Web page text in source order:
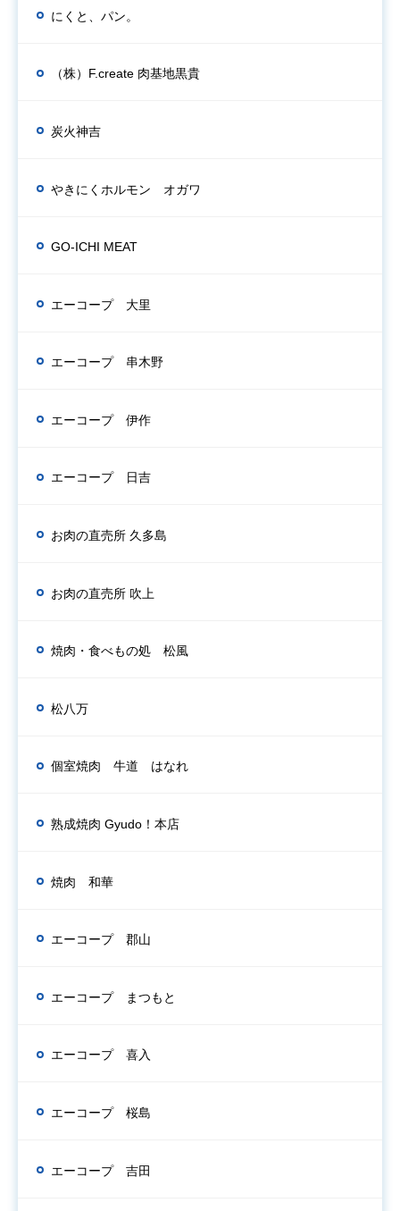
にくと、パン。
（株）F.create 肉基地黒貴
炭火神吉
やきにくホルモン オガワ
GO-ICHI MEAT
エーコープ 大里
エーコープ 串木野
エーコープ 伊作
エーコープ 日吉
お肉の直売所 久多島
お肉の直売所 吹上
焼肉・食べもの処 松風
松八万
個室焼肉 牛道 はなれ
熟成焼肉 Gyudo！本店
焼肉 和華
エーコープ 郡山
エーコープ まつもと
エーコープ 喜入
エーコープ 桜島
エーコープ 吉田